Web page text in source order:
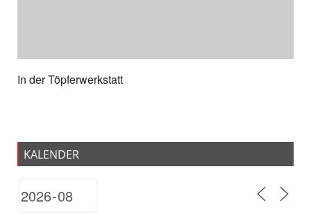
In der Töpferwerkstatt
KALENDER